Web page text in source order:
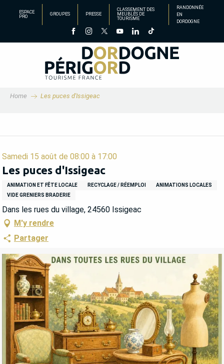
principal
ESPACE
PRO
GROUPES PRESSE
CLASSEMENT DES
MEUBLÉS DE
TOURISME
RANDONNÉE
EN
DORDOGNE
Home Les puces d'Issigeac
Samedi 15 août de 08:00 à 17:00
Les puces d'Issigeac
ANIMATION ET FÊTE LOCALE RECYCLAGE / RÉEMPLOI
ANIMATIONS LOCALES
VIDE GRENIERS BRADERIE
Dans les rues du village, 24560 Issigeac
M'y rendre
Partager